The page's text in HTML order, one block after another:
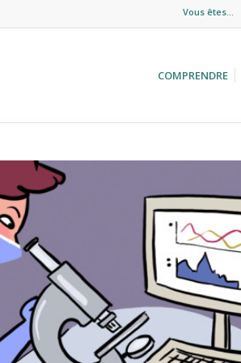
Vous êtes…
COMPRENDRE